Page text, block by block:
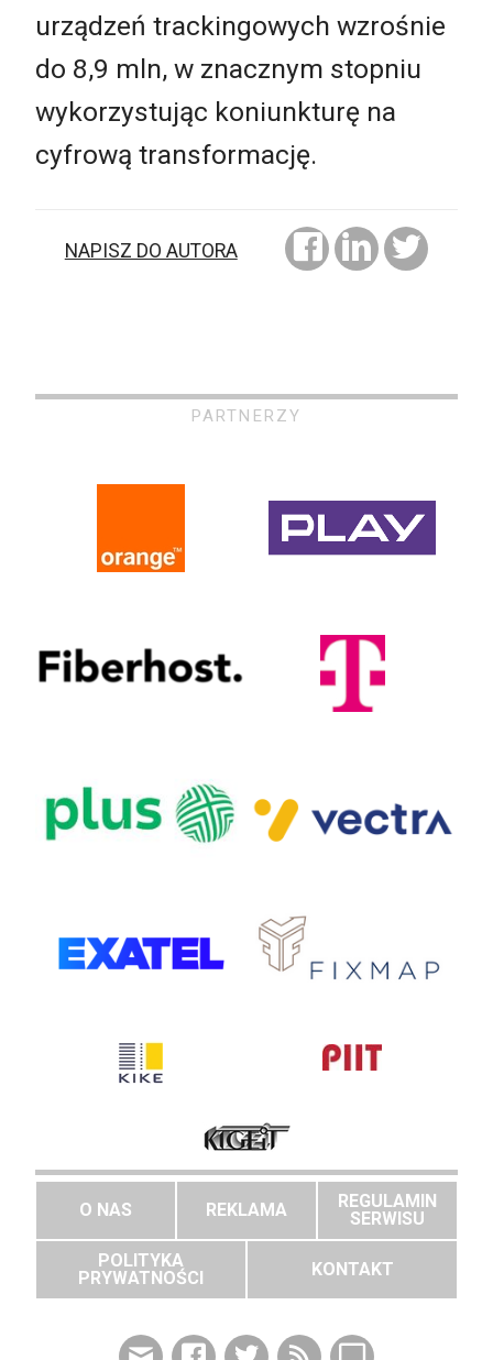
urządzeń trackingowych wzrośnie
do 8,9 mln, w znacznym stopniu
wykorzystując koniunkturę na
cyfrową transformację.
NAPISZ DO AUTORA
PARTNERZY
O NAS REKLAMA
REGULAMIN
SERWISU
POLITYKA
PRYWATNOŚCI
KONTAKT